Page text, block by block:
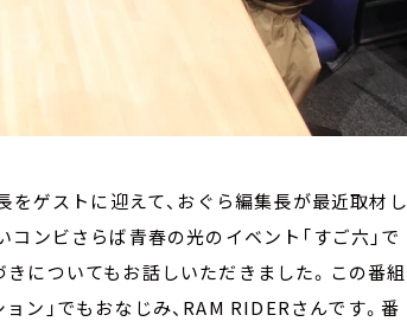
をゲストに迎えて、おぐら編集長が最近取材し
ンビさらば青春の光のイベント「すご六」で
についてもお話しいただきました。この番組
ン」でもおなじみ、RAM RIDERさんです。番